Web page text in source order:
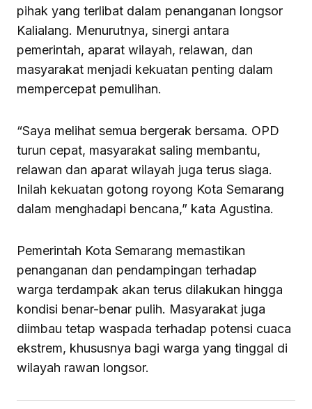
pihak yang terlibat dalam penanganan longsor
Kalialang. Menurutnya, sinergi antara
pemerintah, aparat wilayah, relawan, dan
masyarakat menjadi kekuatan penting dalam
mempercepat pemulihan.
“Saya melihat semua bergerak bersama. OPD
turun cepat, masyarakat saling membantu,
relawan dan aparat wilayah juga terus siaga.
Inilah kekuatan gotong royong Kota Semarang
dalam menghadapi bencana,” kata Agustina.
Pemerintah Kota Semarang memastikan
penanganan dan pendampingan terhadap
warga terdampak akan terus dilakukan hingga
kondisi benar-benar pulih. Masyarakat juga
diimbau tetap waspada terhadap potensi cuaca
ekstrem, khususnya bagi warga yang tinggal di
wilayah rawan longsor.